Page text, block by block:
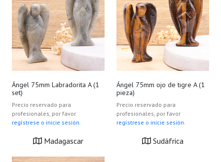
Ángel 75mm Labradorita A (1
set)
Precio reservado para
profesionales, por favor
regístrese o inicie sesión.
Madagascar
Ángel 75mm ojo de tigre A (1
pieza)
Precio reservado para
profesionales, por favor
regístrese o inicie sesión.
Sudáfrica